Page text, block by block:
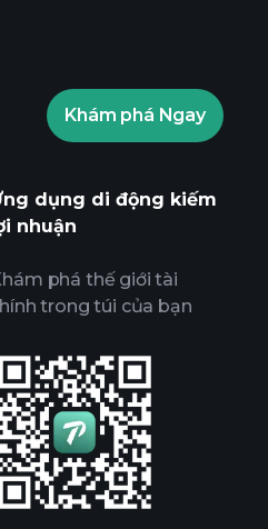
ngày sử
Khám phá Ngay
dụng di động kiếm
nhuận
phá thế giới tài
trong túi của bạn